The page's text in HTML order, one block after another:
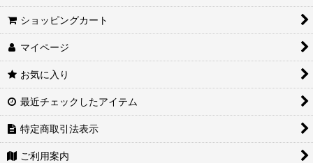
ショッピングカート
マイページ
お気に入り
最近チェックしたアイテム
特定商取引法表示
ご利用案内